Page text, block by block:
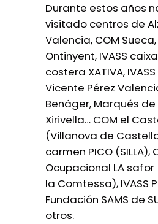
Durante estos años
visitado centros de
Valencia, COM Sueca,
Ontinyent, IVASS
costera XATIVA,
Vicente Pérez
Benáger, Marqués de
Xirivella… COM el
(Villanova de
carmen PICO (SILLA),
Ocupacional LA
la Comtessa), IVASS
Fundación SAMS de
otros.